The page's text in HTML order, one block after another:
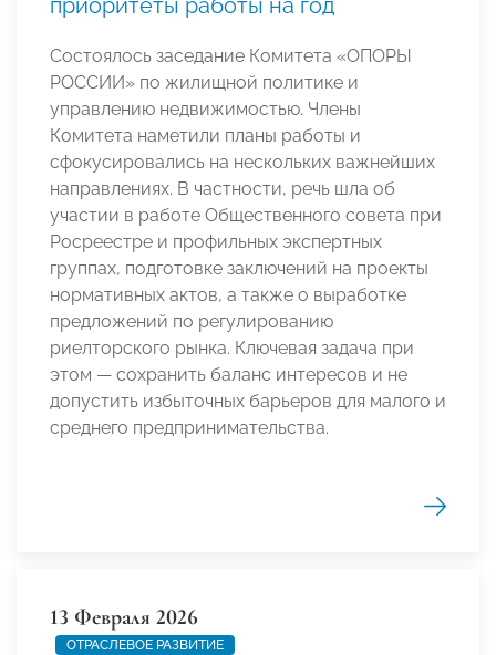
Состоялось заседание Комитета «ОПОРЫ
РОССИИ» по жилищной политике и
управлению недвижимостью. Члены
Комитета наметили планы работы и
сфокусировались на нескольких важнейших
направлениях. В частности, речь шла об
участии в работе Общественного совета при
Росреестре и профильных экспертных
группах, подготовке заключений на проекты
нормативных актов, а также о выработке
предложений по регулированию
риелторского рынка. Ключевая задача при
этом — сохранить баланс интересов и не
допустить избыточных барьеров для малого и
среднего предпринимательства.
13 Февраля 2026
ОТРАСЛЕВОЕ РАЗВИТИЕ